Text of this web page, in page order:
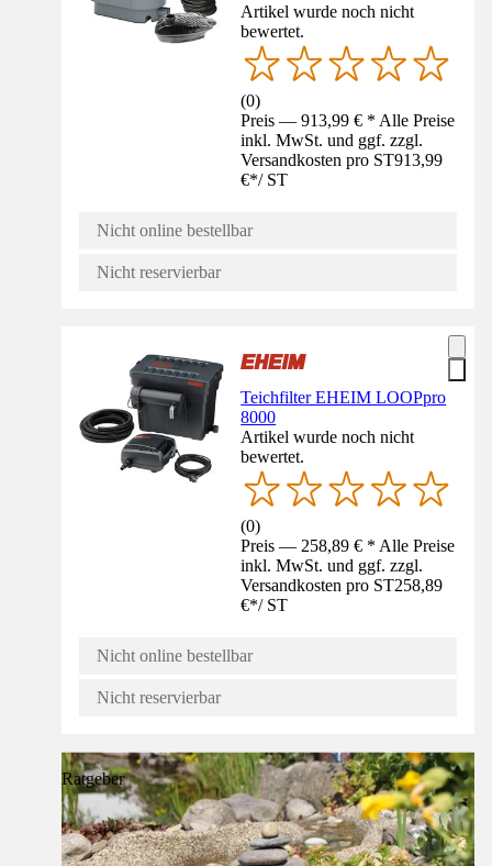
Artikel wurde noch nicht
bewertet.
(0)
Preis — 913,99 € * Alle Preise
inkl. MwSt. und ggf. zzgl.
Versandkosten pro ST913,99
€*/ ST
Nicht online bestellbar
Nicht reservierbar
Teichfilter EHEIM LOOPpro
8000
Artikel wurde noch nicht
bewertet.
(0)
Preis — 258,89 € * Alle Preise
inkl. MwSt. und ggf. zzgl.
Versandkosten pro ST258,89
€*/ ST
Nicht online bestellbar
Nicht reservierbar
Ratgeber